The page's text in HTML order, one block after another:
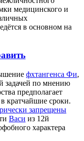
медицинского и
в основном на
фхтангенса Фи,
задачей по мнению
предполагает
кратчайшие сроки.
запрещены
Васи из 12й
характера